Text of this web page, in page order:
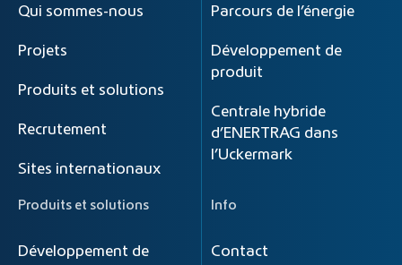
Qui sommes-nous
Projets
Produits et solutions
Recrutement
Sites internationaux
Parcours de l’énergie
Développement de
produit
Centrale hybride
d’ENERTRAG dans
l’Uckermark
Produits et solutions
Développement de
Info
Contact